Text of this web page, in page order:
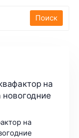
Поиск
на
на